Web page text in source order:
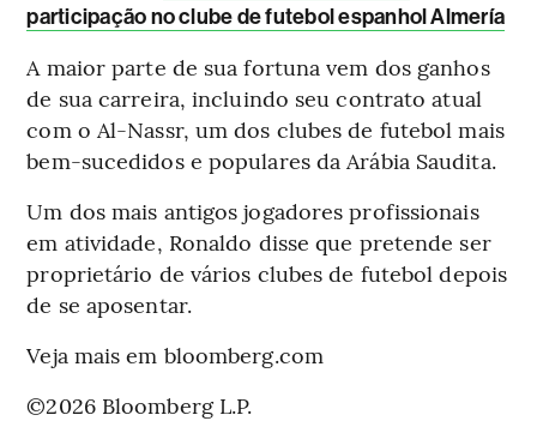
participação no clube de futebol espanhol Almería
A maior parte de sua fortuna vem dos ganhos
de sua carreira, incluindo seu contrato atual
com o Al-Nassr, um dos clubes de futebol mais
bem-sucedidos e populares da Arábia Saudita.
Um dos mais antigos jogadores profissionais
em atividade, Ronaldo disse que pretende ser
proprietário de vários clubes de futebol depois
de se aposentar.
Veja mais em bloomberg.com
©2026 Bloomberg L.P.